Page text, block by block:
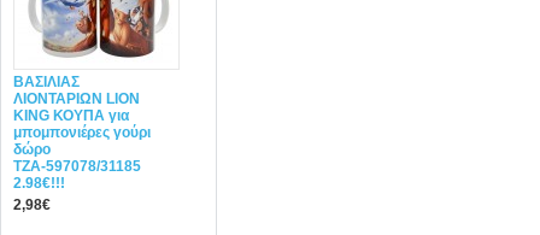
ΒΑΣΙΛΙΑΣ
ΛΙΟΝΤΑΡΙΩΝ LION
KING ΚΟΥΠΑ για
μπομπονιέρες γούρι
δώρο
ΤΖΑ-597078/31185
2.98€!!!
2,98€